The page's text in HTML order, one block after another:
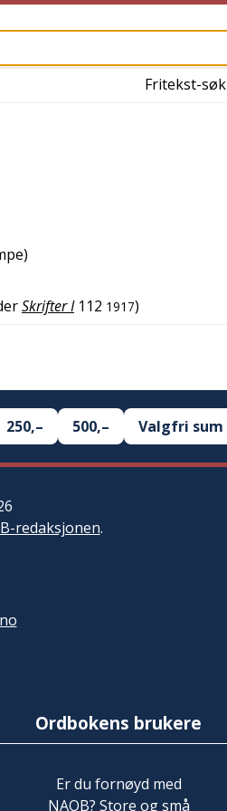
Fritekst-søk
Skrifter I 112 1917)
250,– 500,– Valgfri sum
redaksjonen.
Ordbokens brukere
Er du fornøyd med
NAOB? Store og små